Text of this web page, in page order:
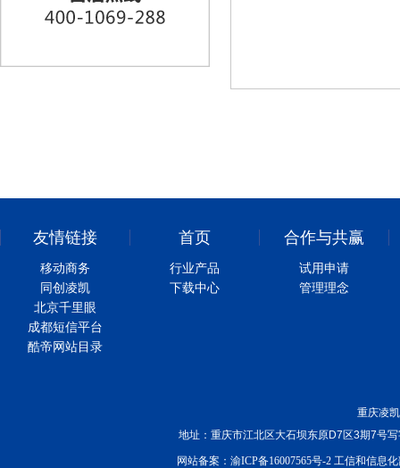
友情链接
移动商务
同创凌凯
北京千里眼
成都短信平台
酷帝网站目录
首页
行业产品
下载中心
合作与共赢
试用申请
管理理念
重庆凌
地址：重庆市江北区大石坝东原D7区3期7号
网站备案：渝ICP备16007565号-2 工信和信息化